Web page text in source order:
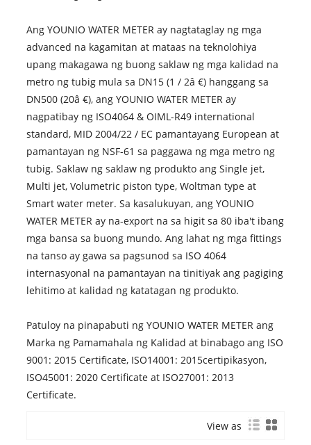
Ang YOUNIO WATER METER ay nagtataglay ng mga
advanced na kagamitan at mataas na teknolohiya
upang makagawa ng buong saklaw ng mga kalidad na
metro ng tubig mula sa DN15 (1 / 2â €) hanggang sa
DN500 (20â €), ang YOUNIO WATER METER ay
nagpatibay ng ISO4064 & OIML-R49 international
standard, MID 2004/22 / EC pamantayang European at
pamantayan ng NSF-61 sa paggawa ng mga metro ng
tubig. Saklaw ng saklaw ng produkto ang Single jet,
Multi jet, Volumetric piston type, Woltman type at
Smart water meter. Sa kasalukuyan, ang YOUNIO
WATER METER ay na-export na sa higit sa 80 iba't ibang
mga bansa sa buong mundo. Ang lahat ng mga fittings
na tanso ay gawa sa pagsunod sa ISO 4064
internasyonal na pamantayan na tinitiyak ang pagiging
lehitimo at kalidad ng katatagan ng produkto.
Patuloy na pinapabuti ng YOUNIO WATER METER ang
Marka ng Pamamahala ng Kalidad at binabago ang ISO
9001: 2015 Certificate, ISO14001: 2015certipikasyon,
ISO45001: 2020 Certificate at ISO27001: 2013
Certificate.
View as